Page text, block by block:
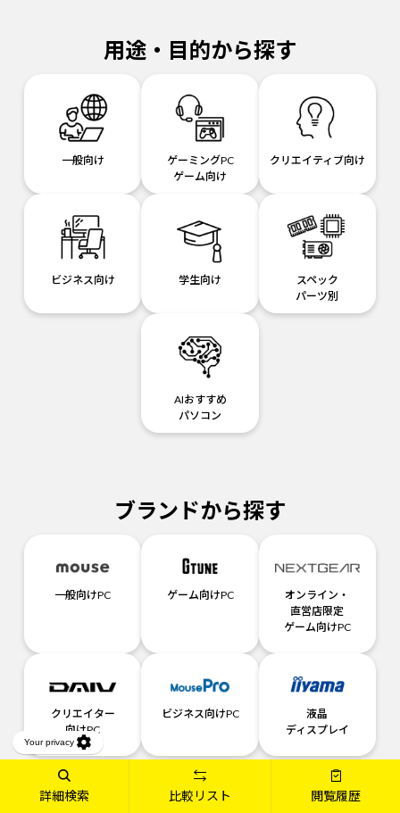
詳細検索 比較リスト 閲覧履歴
用途・目的から探す
一般向け
ゲーミングPC
ゲーム向け
クリエイティブ向け
ビジネス向け 学生向け
スペック
パーツ別
AIおすすめ
パソコン
ブランドから探す
一般向けPC ゲーム向けPC
オンライン・
直営店限定
ゲーム向けPC
クリエイター
向けPC
ビジネス向けPC
液晶
ディスプレイ